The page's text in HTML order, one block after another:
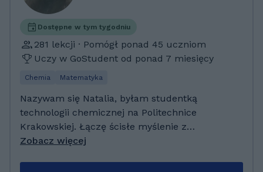
dowolnego tematu, np. czasów, strony biernej
czy trybów warunkowych * Pomoc dla
uczniów i studentów w zadaniach i
przygotowaniu do sprawdzianów Aktulanie
technikum informatyczne. Zapraszam również
do kontaktu jeśli chciałbyś: * nauczyć się
podstaw programowania lub tworzyć strony
internetowe * przygotować się do egzaminu
zawodowego
Dostępne w tym tygodniu
281 lekcji · Pomógł ponad 45 uczniom
Uczy w GoStudent od ponad 7 miesięcy
Chemia Matematyka
Nazywam się Natalia, byłam studentką
technologii chemicznej na Politechnice
Krakowskiej. Łączę ścisłe myślenie z
cierpliwością i prostym tłumaczeniem — tak,
Zobacz więcej